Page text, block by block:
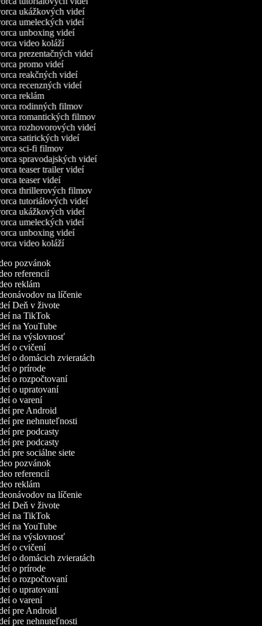
ukážkových videí
umeleckých videí
unboxing videí
video koláží
prezentačných videí
promo videí
reakčných videí
recenzných videí
reklám
rodinných filmov
romantických filmov
rozhovorových videí
satirických videí
sci-fi filmov
spravodajských videí
teaser trailer videí
teaser videí
thrillerových filmov
tutoriálových videí
ukážkových videí
umeleckých videí
unboxing videí
video koláží
pozvánok
referencií
reklám
na líčenie
Deň v živote
na TikTok
na YouTube
na výslovnosť
o cvičení
o domácich zvieratách
o prírode
o rozpočtovaní
o upratovaní
o varení
pre Android
pre nehnuteľnosti
pre podcasty
pre podcasty
pre sociálne siete
pozvánok
referencií
reklám
na líčenie
Deň v živote
na TikTok
na YouTube
na výslovnosť
o cvičení
o domácich zvieratách
o prírode
o rozpočtovaní
o upratovaní
o varení
pre Android
pre nehnuteľnosti